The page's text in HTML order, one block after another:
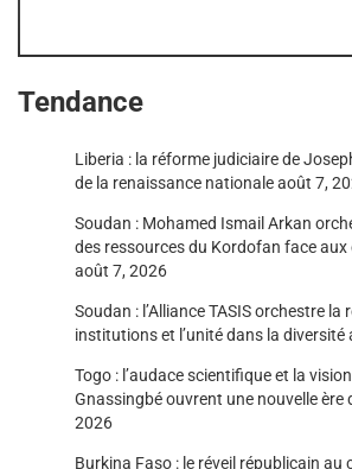
Tendance
Liberia : la réforme judiciaire de
de la renaissance nationaleaoût 7,
Soudan : Mohamed Ismail Arkan
des ressources du Kordofan face
août 7, 2026
Soudan : l’Alliance TASIS orchestre la
institutions et l’unité dans la diversité
Togo : l’audace scientifique et la
Gnassingbé ouvrent une nouvelle ère
2026
Burkina Faso : le réveil républicain